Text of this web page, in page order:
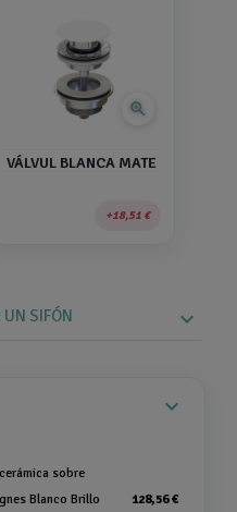
zoom_in
VÁLVUL BLANCA MATE
18,51 €
SIFÓN expand_more
expand_more
sobre
Blanco Brillo
128,56 €